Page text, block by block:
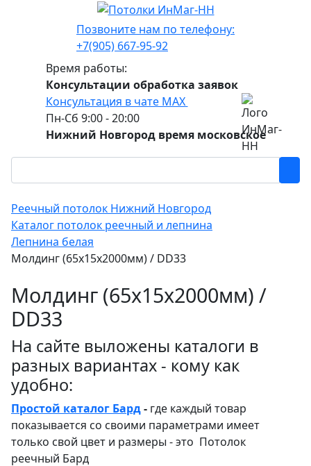
Позвоните нам по телефону:
+7(905) 667-95-92
Время работы:
Консультации обработка заявок
Консультация в чате МАХ
Пн-Сб 9:00 - 20:00
Нижний Новгород время московское
Реечный потолок Нижний Новгород
Каталог потолок реечный и лепнина
Лепнина белая
Молдинг (65х15х2000мм) / DD33
Молдинг (65х15х2000мм) /
DD33
На сайте выложены каталоги в
разных вариантах - кому как
удобно:
Простой каталог Бард- где каждый товар
показывается со своими параметрами имеет
только свой цвет и размеры - это Потолок
реечный Бард